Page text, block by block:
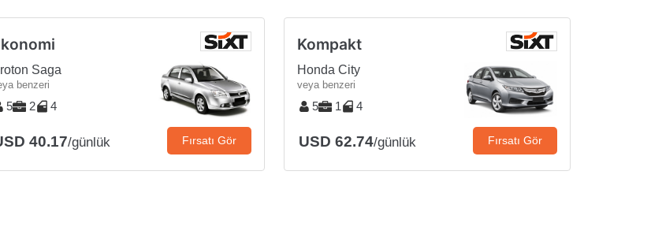
Saga
benzeri
5 2 4
40.17/günlük Fırsatı Gör
Kompakt
Honda City
veya benzeri
5 1 4
USD 62.74/günlük Fırsatı Gör